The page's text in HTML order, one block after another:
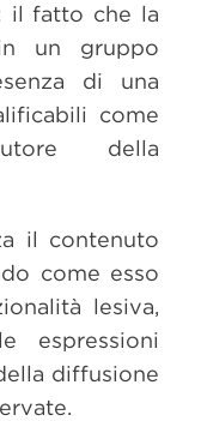
il fatto che la
un gruppo
di una
come
della
il contenuto
come esso
lesiva,
espressioni
diffusione